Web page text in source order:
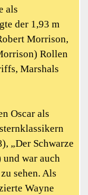
als
der 1,93 m
Morrison,
Rollen
Marshals
Oscar als
„Der Schwarze
war auch
sehen. Als
Wayne